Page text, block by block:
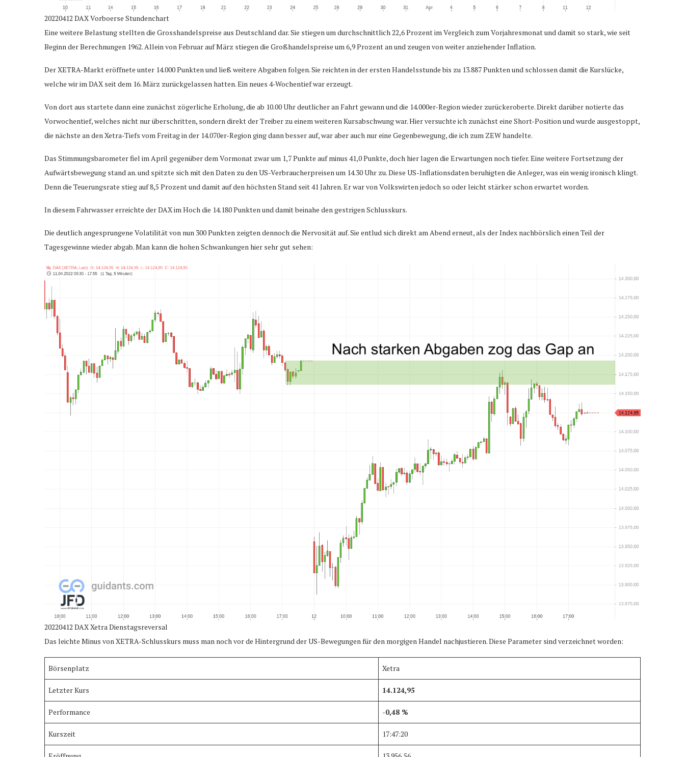
20220412 DAX Vorboerse Stundenchart
Eine weitere Belastung stellten die Grosshandelspreise aus Deutschland dar. Sie stiegen um durchschnittlich 22,6 Prozent im Vergleich zum Vorjahresmonat und damit so stark, wie seit
Beginn der Berechnungen 1962. Allein von Februar auf März stiegen die Großhandelspreise um 6,9 Prozent an und zeugen von weiter anziehender Inflation.
Der XETRA-Markt eröffnete unter 14.000 Punkten und ließ weitere Abgaben folgen. Sie reichten in der ersten Handelsstunde bis zu 13.887 Punkten und schlossen damit die Kurslücke,
welche wir im DAX seit dem 16. März zurückgelassen hatten. Ein neues 4-Wochentief war erzeugt.
Von dort aus startete dann eine zunächst zögerliche Erholung, die ab 10.00 Uhr deutlicher an Fahrt gewann und die 14.000er-Region wieder zurückeroberte. Direkt darüber notierte das
Vorwochentief, welches nicht nur überschritten, sondern direkt der Treiber zu einem weiteren Kursabschwung war. Hier versuchte ich zunächst eine Short-Position und wurde ausgestoppt,
die nächste an den Xetra-Tiefs vom Freitag in der 14.070er-Region ging dann besser auf, war aber auch nur eine Gegenbewegung, die ich zum ZEW handelte.
Das Stimmungsbarometer fiel im April gegenüber dem Vormonat zwar um 1,7 Punkte auf minus 41,0 Punkte, doch hier lagen die Erwartungen noch tiefer. Eine weitere Fortsetzung der
Aufwärtsbewegung stand an. und spitzte sich mit den Daten zu den US-Verbraucherpreisen um 14.30 Uhr zu. Diese US-Inflationsdaten beruhigten die Anleger, was ein wenig ironisch klingt.
Denn die Teuerungsrate stieg auf 8,5 Prozent und damit auf den höchsten Stand seit 41 Jahren. Er war von Volkswirten jedoch so oder leicht stärker schon erwartet worden.
In diesem Fahrwasser erreichte der DAX im Hoch die 14.180 Punkten und damit beinahe den gestrigen Schlusskurs.
Die deutlich angesprungene Volatilität von nun 300 Punkten zeigten dennoch die Nervosität auf. Sie entlud sich direkt am Abend erneut, als der Index nachbörslich einen Teil der
Tagesgewinne wieder abgab. Man kann die hohen Schwankungen hier sehr gut sehen:
20220412 DAX Xetra Dienstagsreversal
Das leichte Minus von XETRA-Schlusskurs muss man noch vor de Hintergrund der US-Bewegungen für den morgigen Handel nachjustieren. Diese Parameter sind verzeichnet worden:
Börsenplatz Xetra
Letzter Kurs 14.124,95
Performance -0,48 %
Kurszeit 17:47:20